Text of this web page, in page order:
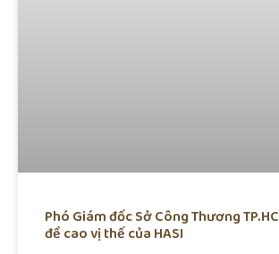
Phó Giám đốc Sở Công Thương
đề cao vị thế của HASI